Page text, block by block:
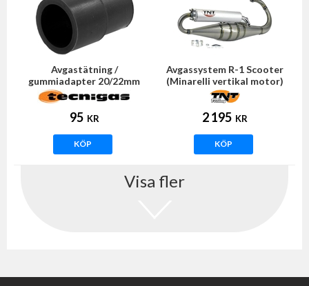
Avgastätning /
gummiadapter 20/22mm
(Tecnigas E-NOX)
95 KR
KÖP
Avgassystem R-1 Scooter
(Minarelli vertikal motor)
2 195 KR
KÖP
Visa fler